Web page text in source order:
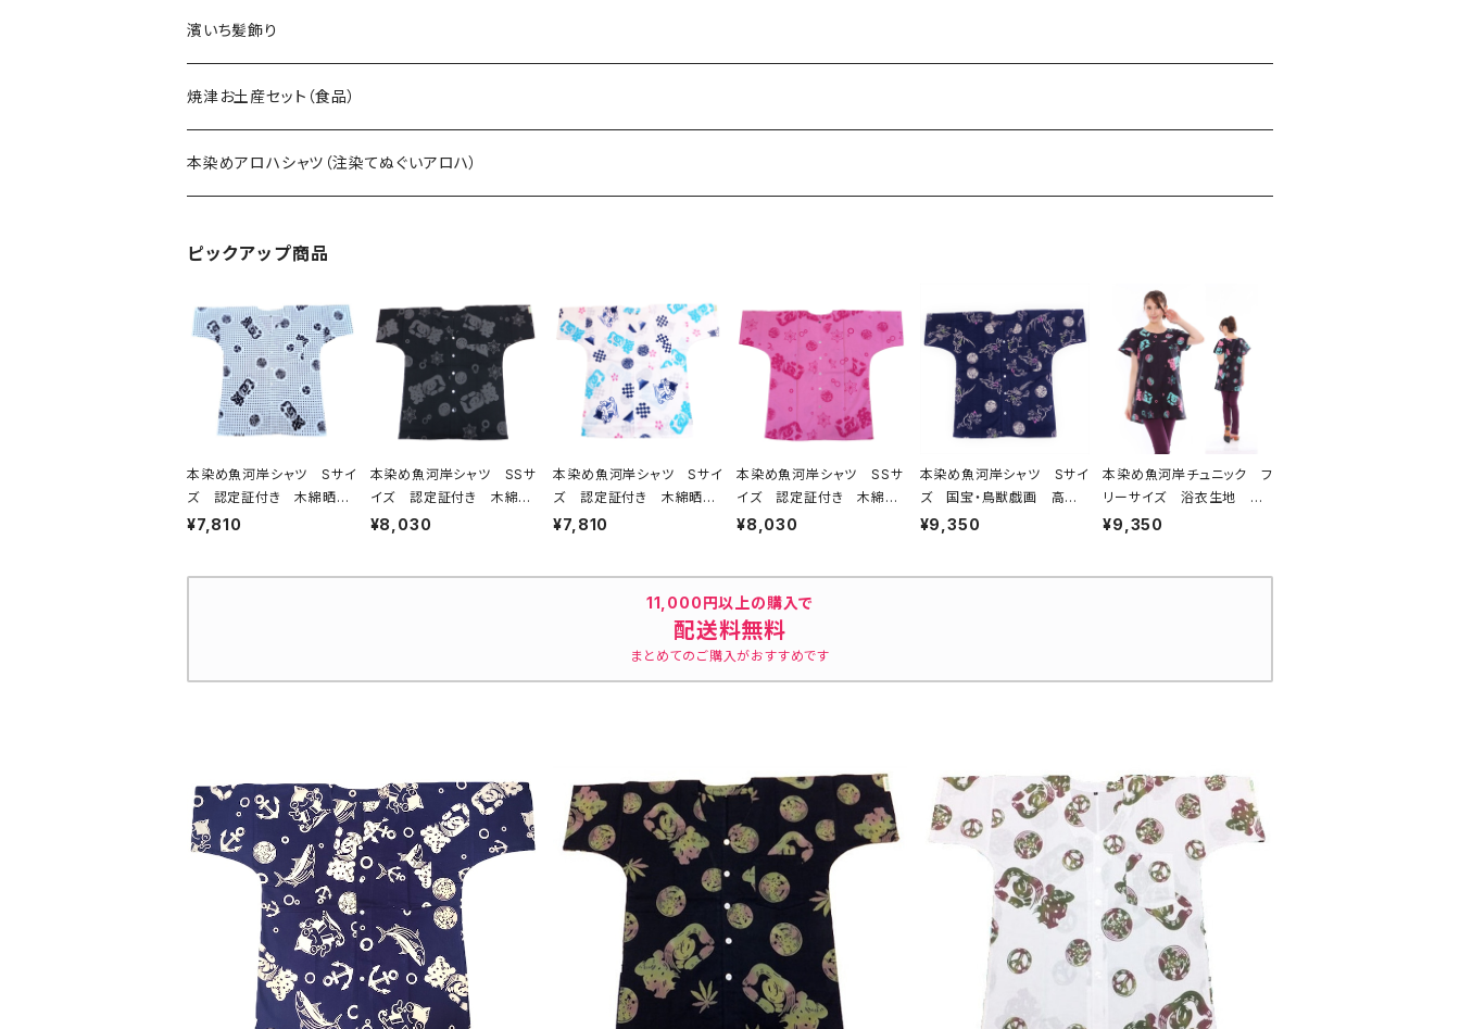
濱いち髪飾り
焼津お土産セット（食品）
本染めアロハシャツ（注染てぬぐいアロハ）
ピックアップ商品
本染め魚河岸シャツ Sサイ
ズ 認定証付き 木綿晒
伝統豆絞り柄 巴紋 白×
¥7,810
本染め魚河岸シャツ SSサ
イズ 認定証付き 木綿
晒 涼麻柄 黒×グレー
¥8,030
本染め魚河岸シャツ Sサイ
ズ 認定証付き 木綿晒
やいちゃん柄 白 桜 富
ャツ 濱いちシャツ 焼
¥7,810
本染め魚河岸シャツ SSサ
イズ 認定証付き 木綿
晒 涼麻柄 ピンク×チェリ
濱いちシャツ 焼津 浜通
り 港町
¥8,030
本染め魚河岸シャツ Sサイ
ズ 国宝・鳥獣戯画 高山
寺公認 認定証付き 木綿
¥9,350
本染め魚河岸チュニック フ
リーサイズ 浴衣生地 涼
麻柄 黒×ピンク・水色グラ
¥9,350
11,000円以上の購入で
配送料無料
まとめてのご購入がおすすめです